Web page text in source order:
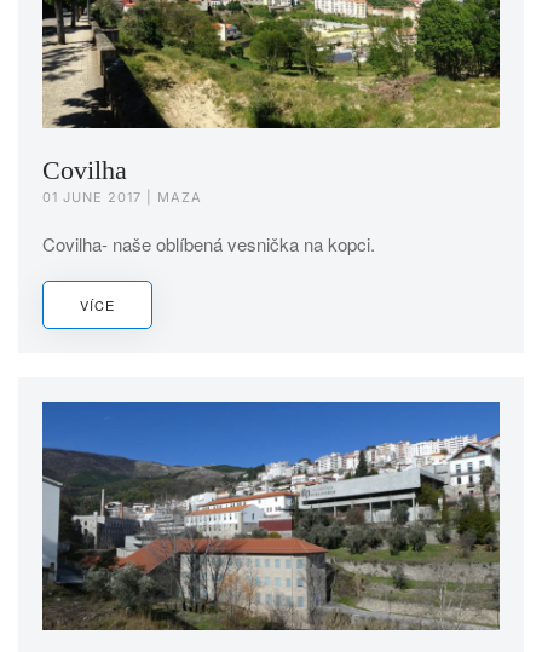
Covilha
01 JUNE 2017 | MAZA
Covilha- naše oblíbená vesnička na kopci.
VÍCE